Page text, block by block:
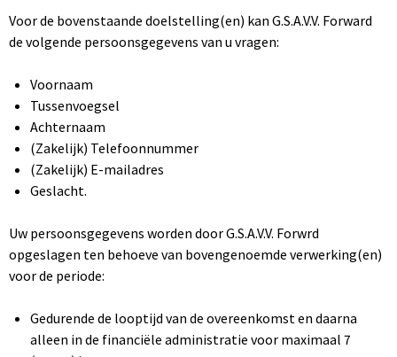
Voor de bovenstaande doelstelling(en) kan G.S.A.V.V. Forward
de volgende persoonsgegevens van u vragen:
Voornaam
Tussenvoegsel
Achternaam
(Zakelijk) Telefoonnummer
(Zakelijk) E-mailadres
Geslacht.
Uw persoonsgegevens worden door G.S.A.V.V. Forwrd
opgeslagen ten behoeve van bovengenoemde verwerking(en)
voor de periode:
Gedurende de looptijd van de overeenkomst en daarna
alleen in de financiële administratie voor maximaal 7